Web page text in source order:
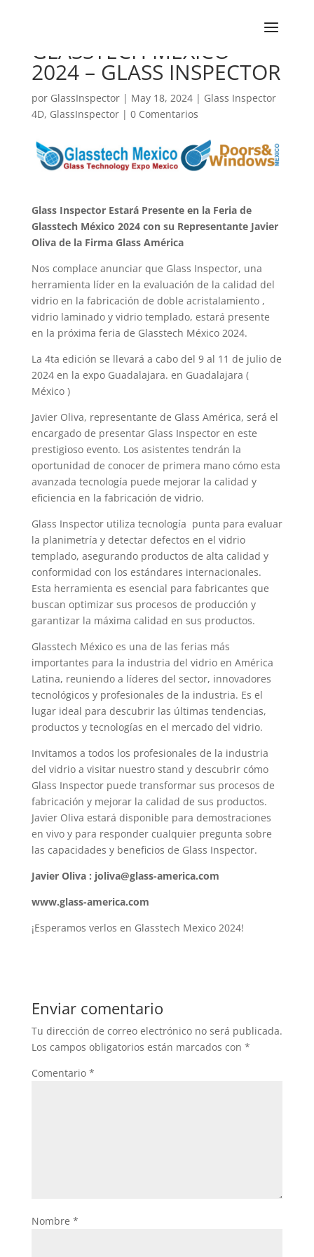
GLASSTECH MEXICO
2024 – GLASS INSPECTOR
por GlassInspector| May 18, 2024| Glass Inspector
4D, GlassInspector| 0 Comentarios
Glass Inspector Estará Presente en la Feria de
Glasstech México 2024 con su Representante Javier
Oliva de la Firma Glass América
Nos complace anunciar que Glass Inspector, una
herramienta líder en la evaluación de la calidad del
vidrio en la fabricación de doble acristalamiento ,
vidrio laminado y vidrio templado, estará presente
en la próxima feria de Glasstech México 2024.
La 4ta edición se llevará a cabo del 9 al 11 de julio de
2024 en la expo Guadalajara. en Guadalajara (
México )
Javier Oliva, representante de Glass América, será el
encargado de presentar Glass Inspector en este
prestigioso evento. Los asistentes tendrán la
oportunidad de conocer de primera mano cómo esta
avanzada tecnología puede mejorar la calidad y
eficiencia en la fabricación de vidrio.
Glass Inspector utiliza tecnología punta para evaluar
la planimetría y detectar defectos en el vidrio
templado, asegurando productos de alta calidad y
conformidad con los estándares internacionales.
Esta herramienta es esencial para fabricantes que
buscan optimizar sus procesos de producción y
garantizar la máxima calidad en sus productos.
Glasstech México es una de las ferias más
importantes para la industria del vidrio en América
Latina, reuniendo a líderes del sector, innovadores
tecnológicos y profesionales de la industria. Es el
lugar ideal para descubrir las últimas tendencias,
productos y tecnologías en el mercado del vidrio.
Invitamos a todos los profesionales de la industria
del vidrio a visitar nuestro stand y descubrir cómo
Glass Inspector puede transformar sus procesos de
fabricación y mejorar la calidad de sus productos.
Javier Oliva estará disponible para demostraciones
en vivo y para responder cualquier pregunta sobre
las capacidades y beneficios de Glass Inspector.
Javier Oliva : joliva@glass-america.com
www.glass-america.com
¡Esperamos verlos en Glasstech Mexico 2024!
Enviar comentario
Tu dirección de correo electrónico no será publicada.
Los campos obligatorios están marcados con *
Comentario *
Nombre *